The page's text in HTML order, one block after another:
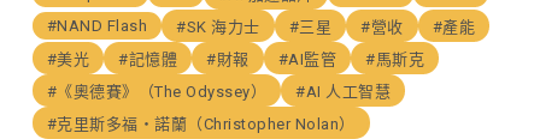
#NAND Flash
#SK 海力士 #三星 #營收
#產能
#美光
#記憶體 #財報 #AI監管
#馬斯克
#《奧德賽》（The Odyssey）
#AI 人工智慧
#克里斯多福・諾蘭（Christopher Nolan）